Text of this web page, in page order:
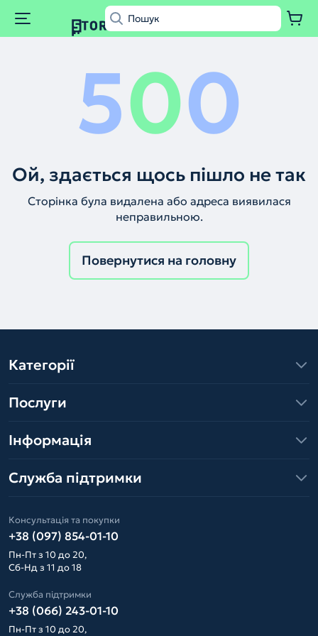
500
Ой, здається щось пішло не так
Сторінка була видалена або адреса виявилася
неправильною.
Повернутися на головну
Категорії
Послуги
Інформація
Служба підтримки
Консультація та покупки
+38 (097) 854-01-10
Пн-Пт з 10 до 20,
Сб-Нд з 11 до 18
Служба підтримки
+38 (066) 243-01-10
Пн-Пт з 10 до 20,